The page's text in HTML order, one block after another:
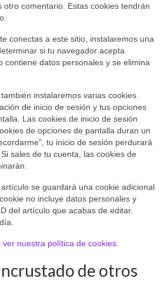
otro comentario. Estas cookies tendrán
conectas a este sitio, instalaremos una
si tu navegador acepta
contiene datos personales y se elimina
instalaremos varias cookies
de inicio de sesión y tus opciones
Las cookies de inicio de sesión
de opciones de pantalla duran un
tu inicio de sesión perdurará
sales de tu cuenta, las cookies de
se guardará una cookie adicional
no incluye datos personales y
del artículo que acabas de editar.
nuestra política de cookies.
de otros